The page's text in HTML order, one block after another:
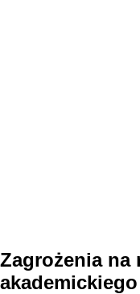
Zagrożenia
akademickiego